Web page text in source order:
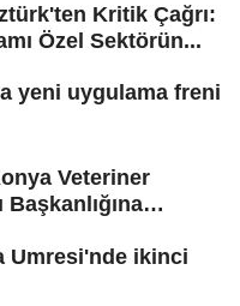
Kritik Çağrı:
Özel Sektörün...
yeni uygulama freni
Veteriner
Umresi'nde ikinci